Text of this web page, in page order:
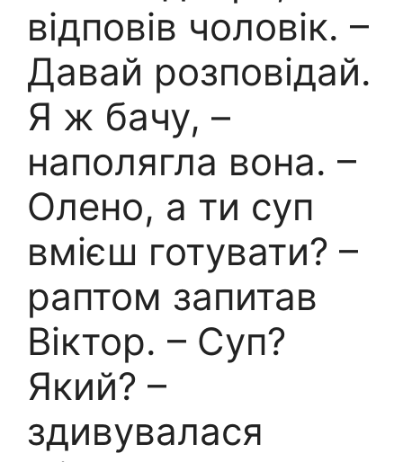
відповів чоловік. –
Давай розповідай.
Я ж бачу, –
наполягла вона. –
Олено, а ти суп
вмієш готувати? –
раптом запитав
Віктор. – Суп?
Який? –
здивувалася